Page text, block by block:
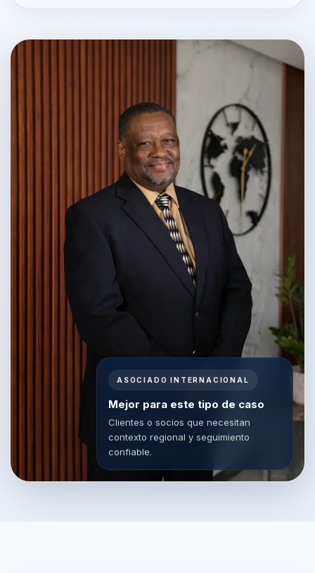
ASOCIADO INTERNACIONAL
Mejor para este tipo de caso
Clientes o socios que necesitan
contexto regional y seguimiento
confiable.